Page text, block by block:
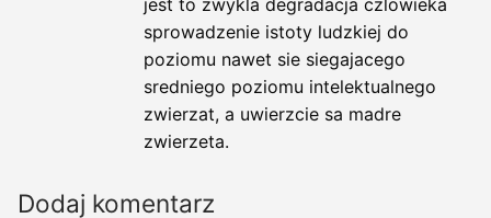
sprowadzenie istoty ludzkiej do
poziomu nawet sie siegajacego
sredniego poziomu intelektualnego
zwierzat, a uwierzcie sa madre
zwierzeta.
Dodaj komentarz